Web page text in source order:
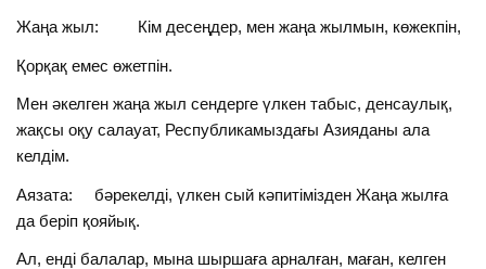
Жаңа жыл: Кім десеңдер, мен жаңа жылмын, көжекпін,
Қорқақ емес өжетпін.
Мен әкелген жаңа жыл сендерге үлкен табыс, денсаулық,
жақсы оқу салауат, Республикамыздағы Азияданы ала
келдім.
Аязата: бәрекелді, үлкен сый кәпитімізден Жаңа жылға
да беріп қояйық.
Ал, енді балалар, мына шыршаға арналған, маған, келген